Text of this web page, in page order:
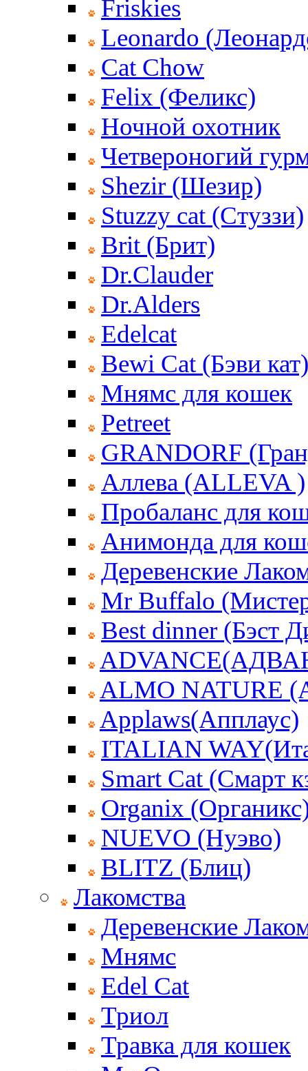
Friskies
Leonardo
Cat Chow
Felix (Феликс)
Ночной охотник
Четвероногий
Shezir (Шезир)
Stuzzy cat (Стуззи)
Brit (Брит)
Dr.Clauder
Dr.Alders
Edelcat
Bewi Cat (Бэви кат)
Мнямс для кошек
Petreet
GRANDORF
Аллева (ALLEVA )
Пробаланс для
Анимонда для
Деревенские
Mr Buffalo
Best dinner (Бэст
ALMO
Applaws(Апплаус)
ITALIAN
Smart Cat (Смарт
Organix
NUEVO (Нуэво)
BLITZ (Блиц)
Лакомства
Деревенские
Мнямс
Edel Cat
Триол
Травка для кошек